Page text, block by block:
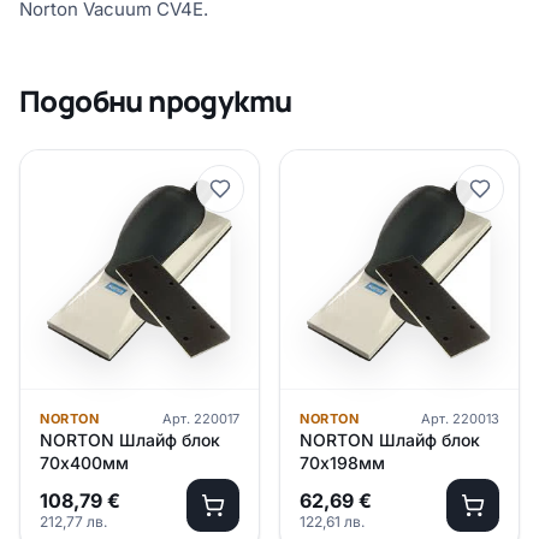
Norton Vacuum CV4E.
Подобни продукти
NORTON Арт. 220017
NORTON Шлайф блок
70х400мм
108,79 €
212,77 лв.
NORTON Арт. 220013
NORTON Шлайф блок
70х198мм
62,69 €
122,61 лв.